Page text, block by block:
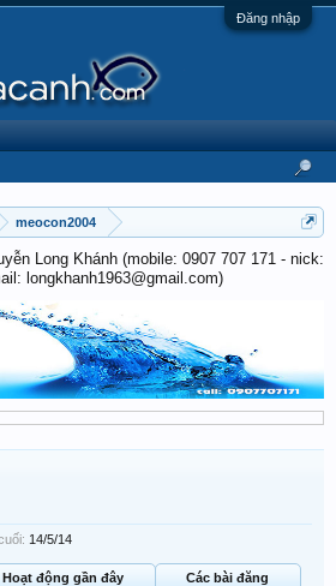
Đăng nhập
meocon2004
Long Khánh (mobile: 0907 707 171 - nick:
longkhanh1963@gmail.com)
14/5/14
Hoạt động gần đây
Các bài đăng